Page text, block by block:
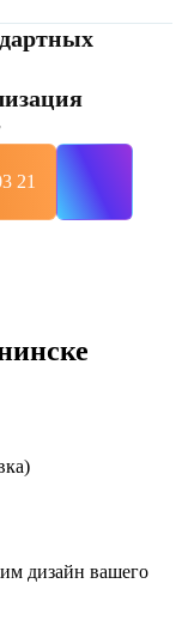
21
дизайн вашего